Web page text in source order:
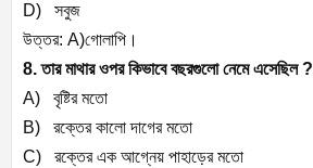
D) সবুজ
উত্তর: A)গোলাপি।
8. তার মাথার ওপর কিভাবে বছরগুলো নেমে এসেছিল ?
A) বৃষ্টির মতো
B) রক্তের কালো দাগের মতো
C) রক্তের এক আগ্নেয় পাহাড়ের মতো